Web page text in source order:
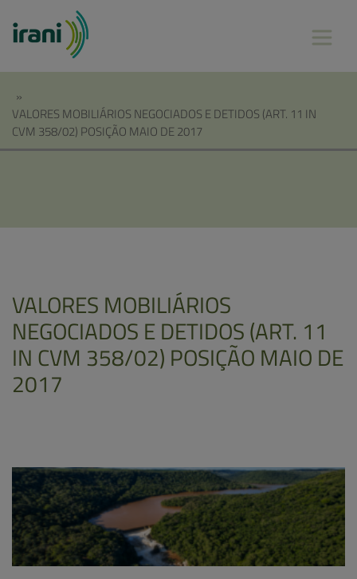
»
VALORES MOBILIÁRIOS NEGOCIADOS E DETIDOS (ART. 11 IN
CVM 358/02) POSIÇÃO MAIO DE 2017
VALORES MOBILIÁRIOS
NEGOCIADOS E DETIDOS (ART. 11
IN CVM 358/02) POSIÇÃO MAIO DE
2017